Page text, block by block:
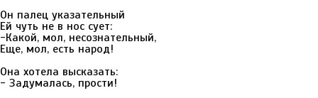
Он палец указательный
Ей чуть не в нос сует:
-Какой, мол, несознательный,
Еще, мол, есть народ!
Она хотела высказать:
- Задумалась, прости!